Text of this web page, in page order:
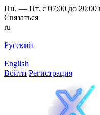
Пн. — Пт. с 07:00 до
Связаться
ru
Русский
English
Войти Регистрация